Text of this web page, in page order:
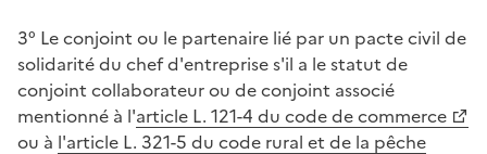
3° Le conjoint ou le partenaire lié par un pacte civil de
solidarité du chef d'entreprise s'il a le statut de
conjoint collaborateur ou de conjoint associé
mentionné à l'article L. 121-4 du code de commerce
ou à l'article L. 321-5 du code rural et de la pêche